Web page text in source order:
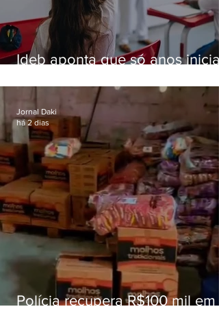
Ideb aponta que só anos
educação
Polícia recupera R$100 mil em
Jornal Daki
há 2 dias